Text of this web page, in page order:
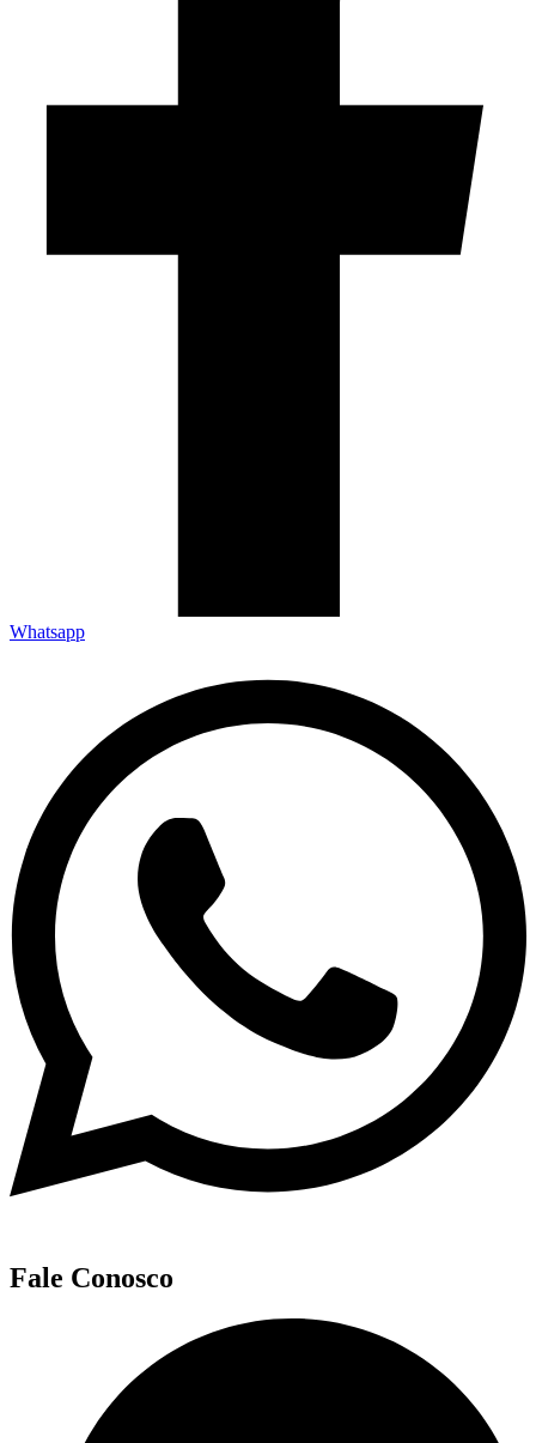
Whatsapp
Fale Conosco